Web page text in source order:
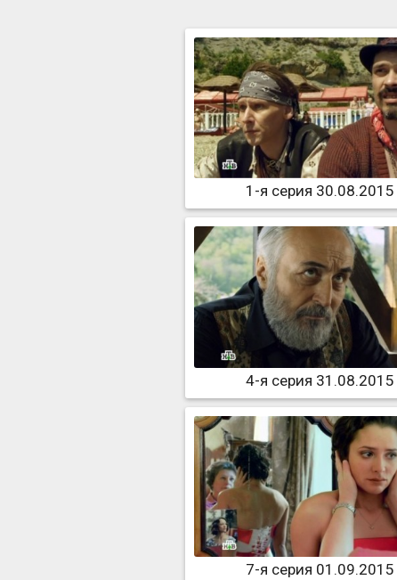
1-я серия 30.08.2015
4-я серия 31.08.2015
7-я серия 01.09.2015